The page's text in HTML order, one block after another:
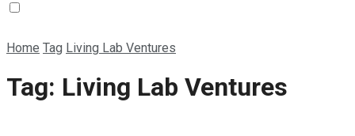
Home Tag Living Lab Ventures
Tag: Living Lab Ventures